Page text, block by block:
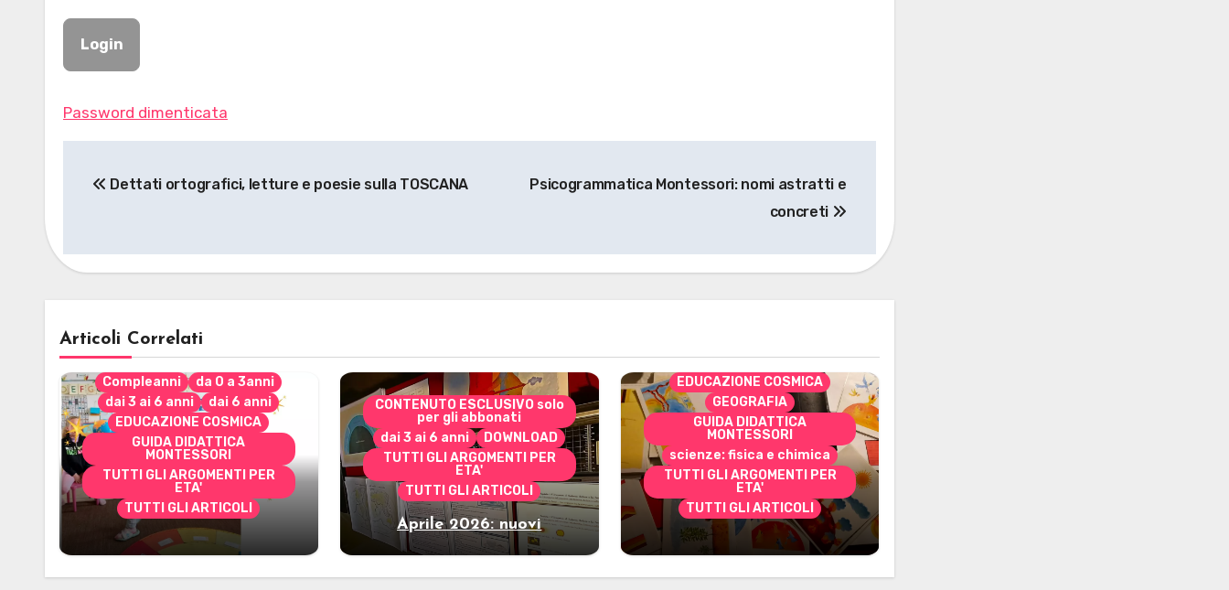
Password dimenticata
articoli
Dettati ortografici, letture e poesie sulla TOSCANA
Psicogrammatica Montessori: nomi astratti e
concreti
Articoli Correlati
Compleanni
da 0 a 3anni
dai 3 ai 6 anni
dai 6 anni
EDUCAZIONE COSMICA
GUIDA DIDATTICA
MONTESSORI
TUTTI GLI ARGOMENTI PER
ETA'
TUTTI GLI ARTICOLI
Alcuni materiali per
accompagnare la
Cerimonia del Sole
CONTENUTO ESCLUSIVO solo
per gli abbonati
dai 3 ai 6 anni
DOWNLOAD
TUTTI GLI ARGOMENTI PER
ETA'
TUTTI GLI ARTICOLI
Aprile 2026: nuovi
materiali stampabili per
CONTENUTO ESCLUSIVO solo
DOWNLOAD
EDUCAZIONE COSMICA
GEOGRAFIA
GUIDA DIDATTICA
MONTESSORI
scienze: fisica e chimica
TUTTI GLI ARGOMENTI PER
ETA'
TUTTI GLI ARTICOLI
Marzo 2026: nuovi
materiali stampabili per
gli abbonati